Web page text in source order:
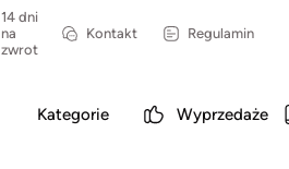
14 dni
na
zwrot
Kontakt Regulamin
Kategorie Wyprzedaże